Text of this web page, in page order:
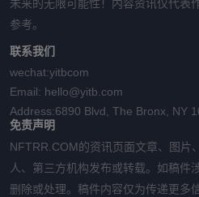
未来的无限可能性！内容资讯仅代表
参考。
联系我们
wechat:yitbcom
Email: hello@yitb.com
Address:6890 Blvd, The Bronx, NY
免责声明
NFTRR.COM的资讯页面文章、图片
人、第三方机构发布或转载。如稿件
删除或处理。稿件内容仅为传递更多